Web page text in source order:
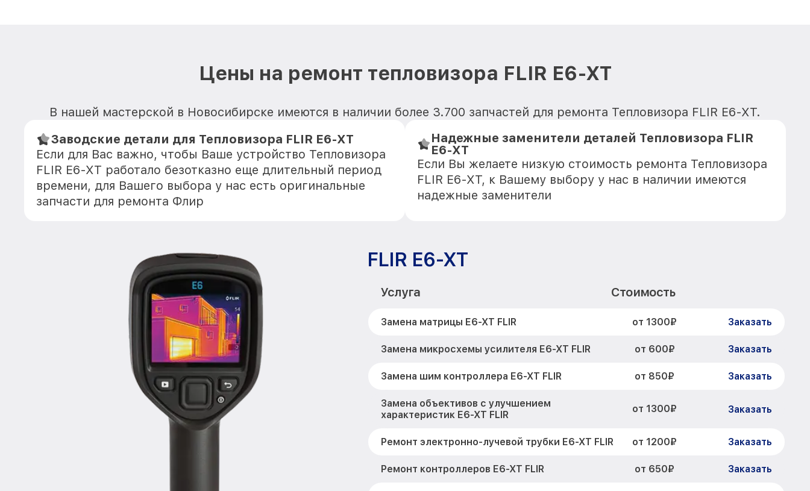
Цены на ремонт тепловизора FLIR E6-XT
В нашей мастерской в Новосибирске имеются в наличии более 3.700 запчастей для ремонта Тепловизора FLIR E6-XT.
Заводские детали для Тепловизора FLIR E6-XT
Если для Вас важно, чтобы Ваше устройство Тепловизора
FLIR E6-XT работало безотказно еще длительный период
времени, для Вашего выбора у нас есть оригинальные
запчасти для ремонта Флир
Надежные заменители деталей Тепловизора FLIR
E6-XT
Если Вы желаете низкую стоимость ремонта Тепловизора
FLIR E6-XT, к Вашему выбору у нас в наличии имеются
надежные заменители
FLIR E6-XT
Услуга Стоимость
Замена матрицы E6-XT FLIR от 1300₽ Заказать
Замена микросхемы усилителя E6-XT FLIR от 600₽ Заказать
Замена шим контроллера E6-XT FLIR от 850₽ Заказать
Замена объективов с улучшением
характеристик E6-XT FLIR
от 1300₽ Заказать
Ремонт электронно-лучевой трубки E6-XT FLIR от 1200₽ Заказать
Ремонт контроллеров E6-XT FLIR от 650₽ Заказать